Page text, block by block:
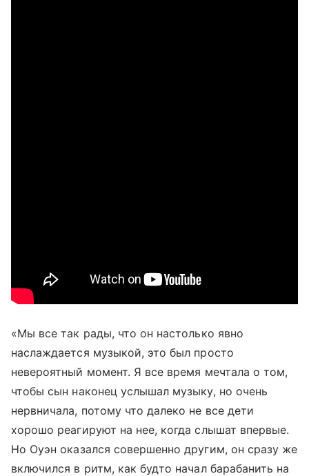
«Мы все так рады, что он настолько явно
наслаждается музыкой, это был просто
невероятный момент. Я все время мечтала о том,
чтобы сын наконец услышал музыку, но очень
нервничала, потому что далеко не все дети
хорошо реагируют на нее, когда слышат впервые.
Но Оуэн оказался совершенно другим, он сразу же
включился в ритм, как будто начал барабанить на